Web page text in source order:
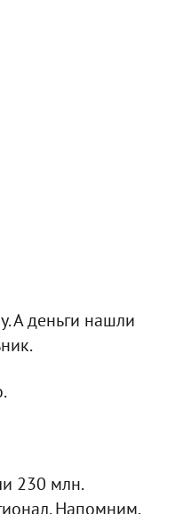
А деньги нашли
230 млн.
Напомним,